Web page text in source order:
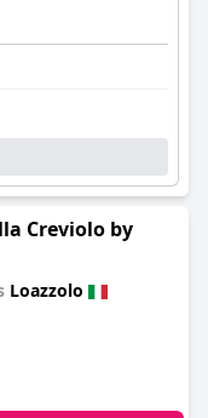
Creviolo by
Loazzolo